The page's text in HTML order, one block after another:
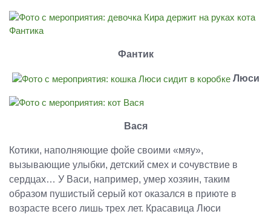
Фантик
Люси
Вася
Котики, наполняющие фойе своими «мяу»,
вызывающие улыбки, детский смех и сочувствие в
сердцах… У Васи, например, умер хозяин, таким
образом пушистый серый кот оказался в приюте в
возрасте всего лишь трех лет. Красавица Люси